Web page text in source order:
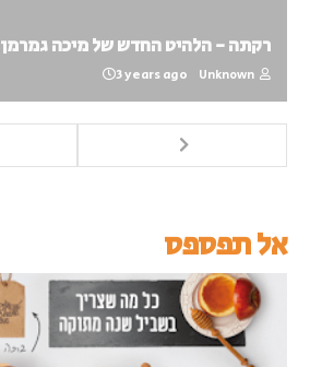
רקתה - הלהיט החדש של מיכה גמרמן
Unknown
3 years ago
אל תפספס